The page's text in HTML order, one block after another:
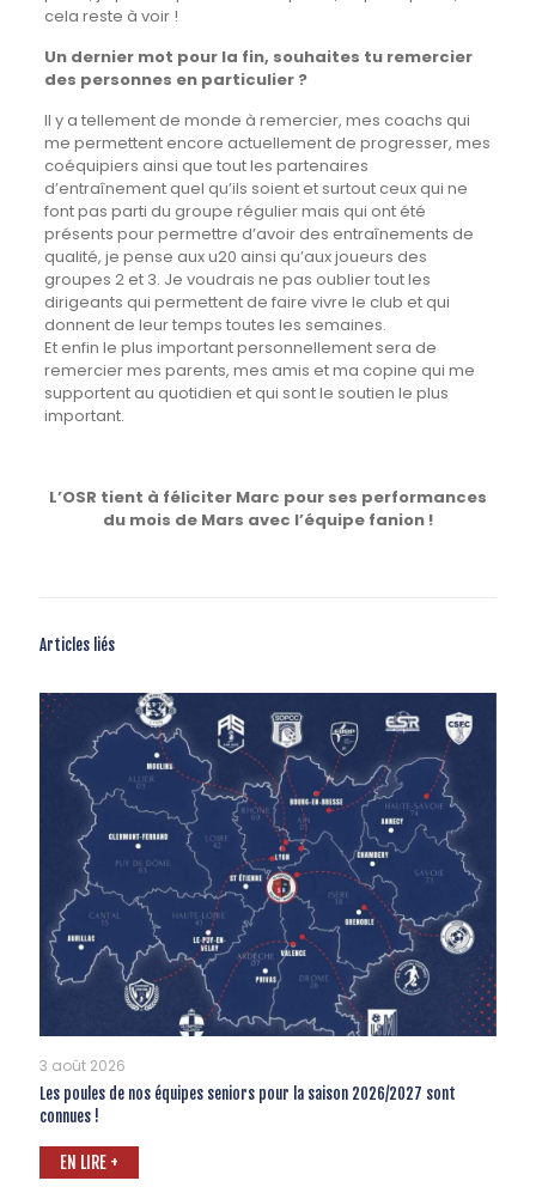
cela reste à voir !
Un dernier mot pour la fin, souhaites tu remercier
des personnes en particulier ?
Il y a tellement de monde à remercier, mes coachs qui
me permettent encore actuellement de progresser, mes
coéquipiers ainsi que tout les partenaires
d’entraînement quel qu’ils soient et surtout ceux qui ne
font pas parti du groupe régulier mais qui ont été
présents pour permettre d’avoir des entraînements de
qualité, je pense aux u20 ainsi qu’aux joueurs des
groupes 2 et 3. Je voudrais ne pas oublier tout les
dirigeants qui permettent de faire vivre le club et qui
donnent de leur temps toutes les semaines.
Et enfin le plus important personnellement sera de
remercier mes parents, mes amis et ma copine qui me
supportent au quotidien et qui sont le soutien le plus
important.
L’OSR tient à féliciter Marc pour ses performances
du mois de Mars avec l’équipe fanion !
Articles liés
3 août 2026
Les poules de nos équipes seniors pour la saison 2026/2027 sont
connues !
EN LIRE +